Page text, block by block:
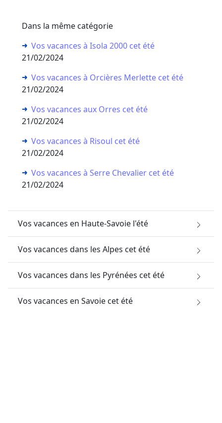
Dans la même catégorie
Vos vacances à Isola 2000 cet été
21/02/2024
Vos vacances à Orcières Merlette cet été
21/02/2024
Vos vacances aux Orres cet été
21/02/2024
Vos vacances à Risoul cet été
21/02/2024
Vos vacances à Serre Chevalier cet été
21/02/2024
Vos vacances en Haute-Savoie l'été
Vos vacances dans les Alpes cet été
Vos vacances dans les Pyrénées cet été
Vos vacances en Savoie cet été